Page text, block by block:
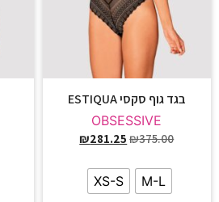
בגד גוף סקסי ESTIQUA
OBSESSIVE
₪375.00
₪281.25
M-L
XS-S